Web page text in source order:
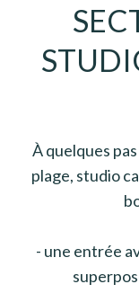
À quelques
plage, studio
- une entrée